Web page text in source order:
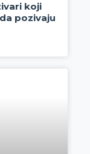
koji
pozivaju